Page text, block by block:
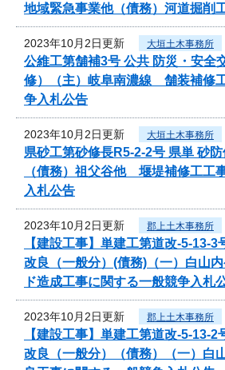
地域緊急事業他（債務）河道掘削
2023年10月2日更新 大垣土木事務所
公維工第舗補3号 公共 防災・安全
修）（主）岐阜南濃線 舗装補修
争入札公告
2023年10月2日更新 大垣土木事務所
県砂工第砂修長R5-2-2号 県単 砂防
（債務）祖父谷他 堰堤補修工工
入札公告
2023年10月2日更新 郡上土木事務所
【建設工事】単建工第道改-5-13-
改良（一般分）(債務)（一）白山
ド造成工事に関する一般競争入札
2023年10月2日更新 郡上土木事務所
【建設工事】単建工第道改-5-13-
改良（一般分）（債務）（一）